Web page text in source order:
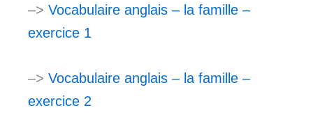
–> Vocabulaire anglais – la famille –
exercice 1
–> Vocabulaire anglais – la famille –
exercice 2